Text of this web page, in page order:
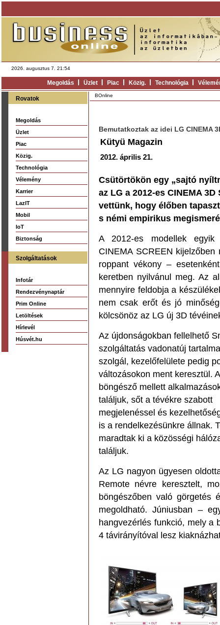
2026. augusztus 7. 21:54
Megoldás Üzlet Piac Közig. Technológia
Rovatok
Megoldás
Üzlet
Piac
Közig.
Technológia
Vélemény
Karrier
LazIT
Mobil
IoT
Biztonság
Szolgáltatások
Infotár
Rendezvénynaptár
Prim Online
Letöltések
Hírlevél
Húsvét.hu
BOnline
Bemutatkoztak az idei LG CINEMA
Kütyü Magazin
2012. április 21.
Csütörtökön egy „sajtó
az LG a 2012-es CINEMA
vettünk, hogy élőben
s némi empirikus
A 2012-es modellek egyik
CINEMA SCREEN
roppant vékony –
keretben nyilvánul meg. Az
mennyire feldobja a
nem csak erőt és jó
kölcsönöz az LG új 3D
Az újdonságokban fellelhető
szolgáltatás vadonatúj
szolgál, kezelőfelülete pedig
változásokon ment keresztül.
böngésző mellett
találjuk, sőt a tévékre szabott
megjelenéssel és
is a rendelkezésünkre állnak.
maradtak ki a közösségi
találjuk.
Az LG nagyon ügyesen
Remote névre keresztelt,
böngészőben való görgetés
megoldható. Júniusban –
hangvezérlés funkció, mely a
4 távirányítóval lesz